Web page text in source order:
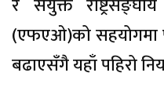
(एफएओ)को सहयोगमा
बढाएसँगै यहाँ पहिरो